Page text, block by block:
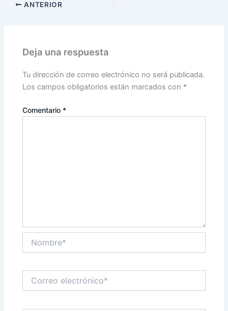
ANTERIOR
Deja una respuesta
Tu dirección de correo electrónico no será publicada.
Los campos obligatorios están marcados con *
Comentario *
electrónico*